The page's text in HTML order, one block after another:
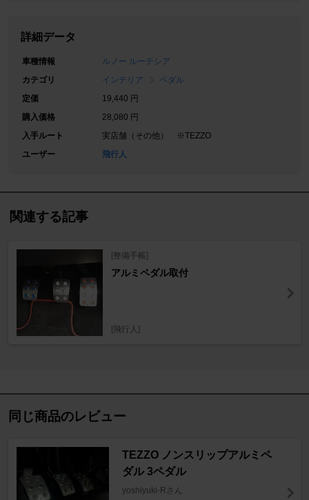
詳細データ
車種情報
ルノー ルーテシア
カテゴリ
インテリア
ペダル
定価
19,440 円
購入価格
28,080 円
入手ルート
実店舗（その他） ※TEZZO
ユーザー
飛行人
関連する記事
[整備手帳]
アルミペダル取付
[飛行人]
同じ商品のレビュー
TEZZO ノンスリップアルミペ
ダル 3ペダル
yoshiyuki-Rさん